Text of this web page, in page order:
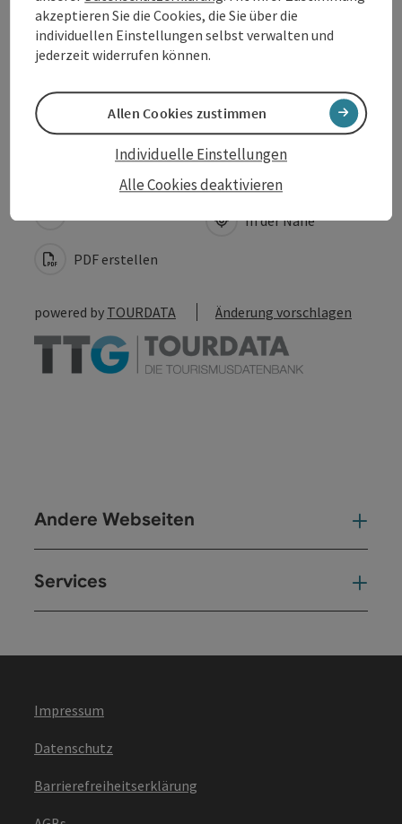
Eignung
Barrierefreiheit
PDF erstellen
Beitrag drucken
In der Nähe
powered by TOURDATA Änderung vorschlagen
Andere Webseiten
Services
Impressum
Datenschutz
Barrierefreiheitserklärung
akzeptieren Sie die Cookies, die Sie über die
individuellen Einstellungen selbst verwalten und
jederzeit widerrufen können.
Alle Cookies deaktivieren
Individuelle Einstellungen
Allen Cookies zustimmen